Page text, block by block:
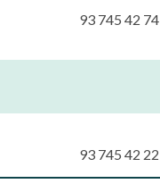
93 745 42 74
93 745 42 22